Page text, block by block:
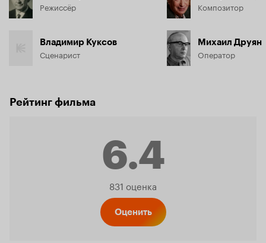
Режиссёр
Владимир Куксов
Сценарист
Композитор
Михаил Друян
Оператор
Рейтинг фильма
6.4
Рейтинг
831 оценка
Оценить